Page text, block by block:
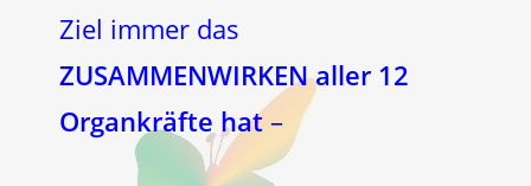
Ziel immer das
ZUSAMMENWIRKEN aller 12
Organkräfte hat–